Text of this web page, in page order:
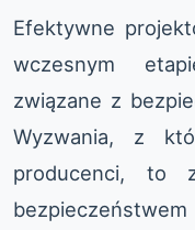
Efektywne
wczesnym
związane z
Wyzwania, z
producenci, to